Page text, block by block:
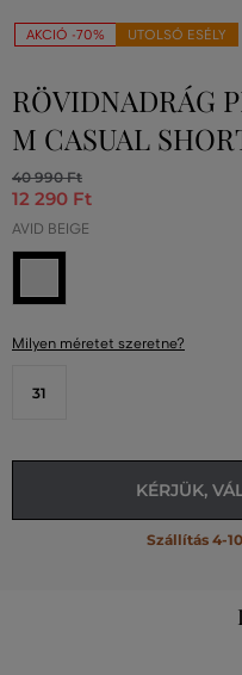
AKCIÓ -70% UTOLSÓ ESÉLY
RÖVIDNADRÁG
M CASUAL
40 990 Ft
12 290 Ft
AVID BEIGE
Milyen méretet szeretne?
31
KÉRJÜK,
Szállítás 4-